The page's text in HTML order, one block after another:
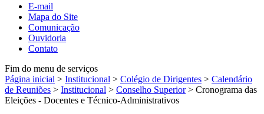
E-mail
Mapa do Site
Comunicação
Ouvidoria
Contato
Fim do menu de serviços
Página inicial > Institucional > Colégio de Dirigentes > Calendário
de Reuniões > Institucional > Conselho Superior > Cronograma das
Eleições - Docentes e Técnico-Administrativos